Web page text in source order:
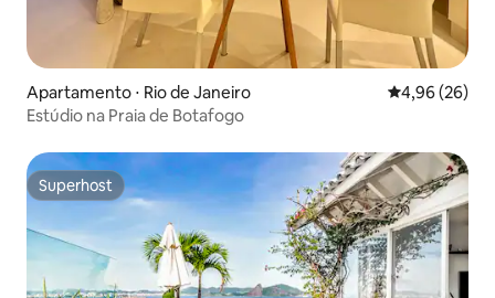
Apartamento ⋅ Rio de Janeiro 4,96 de uma
4,96 (26)
Estúdio na Praia de Botafogo
Superhost
Superhost